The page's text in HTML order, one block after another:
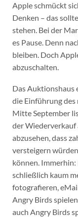
Apple schmückt
Denken – das
stehen. Bei der
es Pause. Denn
bleiben. Doch
abzuschalten.
Das Auktionshaus
die Einführung des
Mitte September
der Wiederverkauf
abzusehen, dass
versteigern
können.
schließlich kaum
fotografieren,
Angry Birds
auch Angry Birds